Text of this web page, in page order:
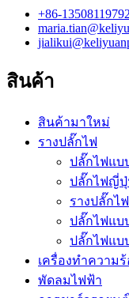
+86-13508119792
สินค้า
สินค้ามาใหม่
รางปลั๊กไฟ
ปลั๊กไฟแบ
ปลั๊กไฟญี่
รางปลั๊กไ
ปลั๊กไฟแบ
ปลั๊กไฟแบ
เครื่องทำความ
พัดลมไฟฟ้า